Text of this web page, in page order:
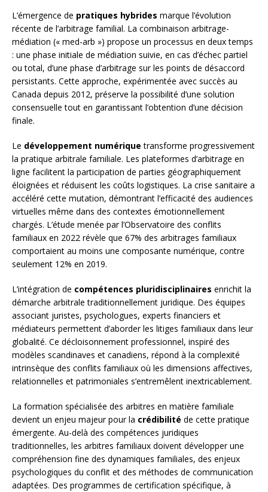
L’émergence de pratiques hybrides marque l’évolution
récente de l’arbitrage familial. La combinaison arbitrage-
médiation (« med-arb ») propose un processus en deux temps
: une phase initiale de médiation suivie, en cas d’échec partiel
ou total, d’une phase d’arbitrage sur les points de désaccord
persistants. Cette approche, expérimentée avec succès au
Canada depuis 2012, préserve la possibilité d’une solution
consensuelle tout en garantissant l’obtention d’une décision
finale.
Le développement numérique transforme progressivement
la pratique arbitrale familiale. Les plateformes d’arbitrage en
ligne facilitent la participation de parties géographiquement
éloignées et réduisent les coûts logistiques. La crise sanitaire a
accéléré cette mutation, démontrant l’efficacité des audiences
virtuelles même dans des contextes émotionnellement
chargés. L’étude menée par l’Observatoire des conflits
familiaux en 2022 révèle que 67% des arbitrages familiaux
comportaient au moins une composante numérique, contre
seulement 12% en 2019.
L’intégration de compétences pluridisciplinaires enrichit la
démarche arbitrale traditionnellement juridique. Des équipes
associant juristes, psychologues, experts financiers et
médiateurs permettent d’aborder les litiges familiaux dans leur
globalité. Ce décloisonnement professionnel, inspiré des
modèles scandinaves et canadiens, répond à la complexité
intrinsèque des conflits familiaux où les dimensions affectives,
relationnelles et patrimoniales s’entremêlent inextricablement.
La formation spécialisée des arbitres en matière familiale
devient un enjeu majeur pour la crédibilité de cette pratique
émergente. Au-delà des compétences juridiques
traditionnelles, les arbitres familiaux doivent développer une
compréhension fine des dynamiques familiales, des enjeux
psychologiques du conflit et des méthodes de communication
adaptées. Des programmes de certification spécifique, à